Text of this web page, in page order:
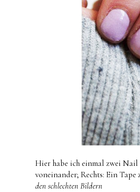
Hier habe ich einmal zwei Nail
voneinander; Rechts: Ein
den schlechten Bildern